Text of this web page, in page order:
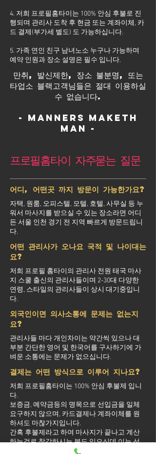
4. 저희 프로필홈타이는 100% 안심 후불로 진
행되며 관리사 도착 후 현금 또는 계좌이체, 카
드 결제(부가세 별도) 도 가능하십니다.
5. 가족 연인 친구 남녀노소 누구나 가능하며
예약 인원과 장소 설명은 필수 입니다.
만취, 발신제한, 장소 불분명, 또는
타업소 블랙고객님들은 절대 이용하실
수 없습니다.
- Manners maketh
man -
프로필홈타이 자주묻는 질문
어디, 어떤곳 까지 방문이 가능한가요?
자택, 원룸, 오피스텔, 모텔, 호텔, 사무실 등 누
워서 마사지를 받으실 수 있는 장소라면 어디
든 서울 인천 경기 전 지역 빠르게 방문드립니
다.
어떤 관리사가 오나요 국적 및 나이대는
요?
저희 프로필 홈타이의 관리사 전원 태국 마사
지 스쿨 출신의 관리사들이며 2-30대 다양한
연령, 스타일의 관리사들이 상시 대기중입니
다.
외국인이면 의사소통에 문제는 없는지
요?
관리사들 마다 개인차이는 약간씩 있으나 대
부분 간단한 영어 및 한국어를 구사하기에 가
벼운 소통에는 문제가 없으십니다.
결제는 어떤 방식으로 이루어 지나요?
저희 프로필홈타이는 100% 안심 후불제 입니
다.
보증금, 예약금등의 명목으로 선입금을 일체
요구하지 않으며, 카드결제나 계좌이체를 원
하셔도 마찮가지입니다.
간혹 후불제라고 하여 마사지가 끝나고 계산
하는걸로 착각하시는 분도 있으신데 이는 선
결제 없는 후불결제를 의미하며 관리사 도착